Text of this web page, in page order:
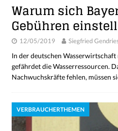
Warum sich
Gebühren
12/05/2019 Siegfried
In der deutschen
gefährdet die Wasserressourcen.
Nachwuchskräfte fehlen, müssen
VERBRAUCHERTHEMEN